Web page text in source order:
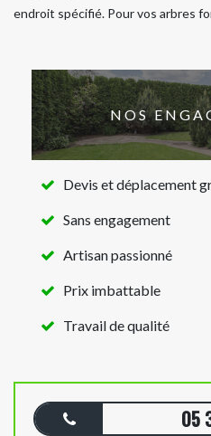
endroit spécifié. Pour vos arbres
NOS
Devis et déplacement
Sans engagement
Artisan passionné
Prix imbattable
Travail de qualité
05